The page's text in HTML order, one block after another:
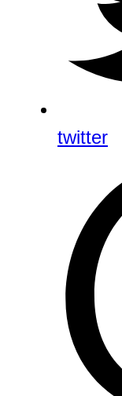
twitter